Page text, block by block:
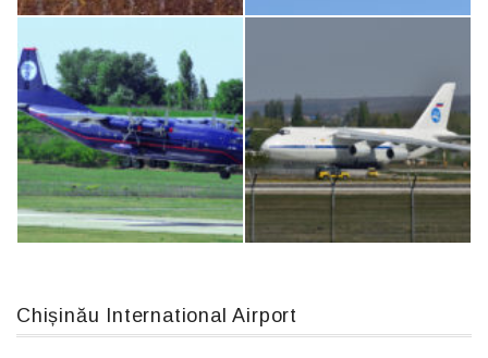
IL76, RA-78844
Chișinău International Airport